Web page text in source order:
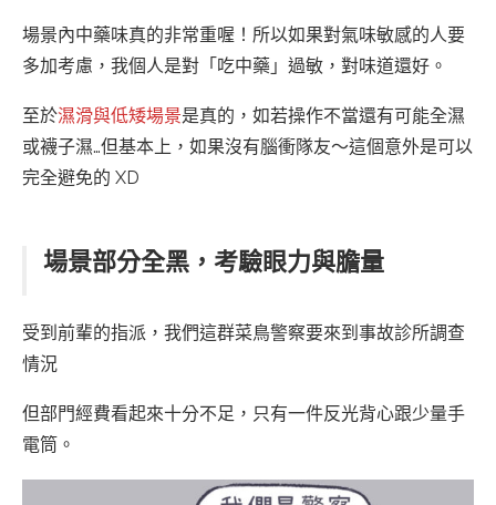
場景內中藥味真的非常重喔！所以如果對氣味敏感的人要
多加考慮，我個人是對「吃中藥」過敏，對味道還好。
至於濕滑與低矮場景是真的，如若操作不當還有可能全濕
或襪子濕…但基本上，如果沒有腦衝隊友～這個意外是可以
完全避免的 XD
場景部分全黑，考驗眼力與膽量
受到前輩的指派，我們這群菜鳥警察要來到事故診所調查
情況
但部門經費看起來十分不足，只有一件反光背心跟少量手
電筒。